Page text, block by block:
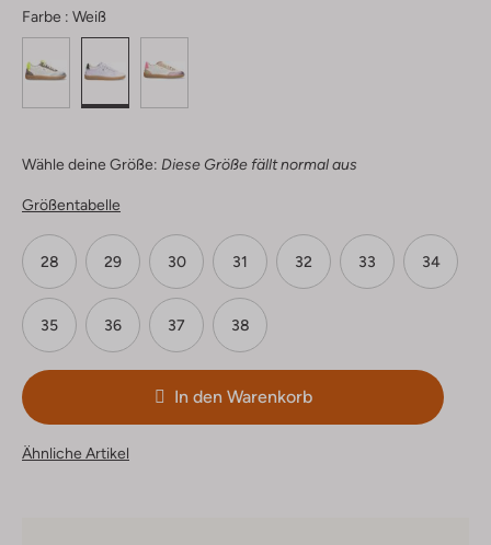
Farbe : Weiß
Wähle deine Größe: Diese Größe fällt normal aus
Größentabelle
28 29 30 31 32 33 34
35 36 37 38
In den Warenkorb
Ähnliche Artikel